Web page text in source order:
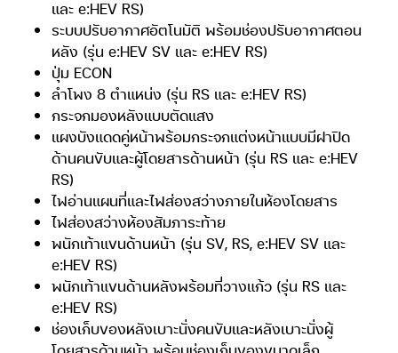
และ e:HEV RS)
ระบบปรับอากาศอัตโนมัติ พร้อมช่องปรับอากาศตอน
หลัง (รุ่น e:HEV SV และ e:HEV RS)
ปุ่ม ECON
ลำโพง 8 ตำแหน่ง (รุ่น RS และ e:HEV RS)
กระจกมองหลังแบบตัดแสง
แผงบังแดดคู่หน้าพร้อมกระจกแต่งหน้าแบบมีฝาปิด
ด้านคนขับและผู้โดยสารด้านหน้า (รุ่น RS และ e:HEV
RS)
ไฟอ่านแผนที่และไฟส่องสว่างภายในห้องโดยสาร
ไฟส่องสว่างห้องสัมภาระท้าย
พนักเท้าแขนด้านหน้า (รุ่น SV, RS, e:HEV SV และ
e:HEV RS)
พนักเท้าแขนด้านหลังพร้อมที่วางแก้ว (รุ่น RS และ
e:HEV RS)
ช่องเก็บของหลังเบาะนั่งคนขับและหลังเบาะนั่งผู้